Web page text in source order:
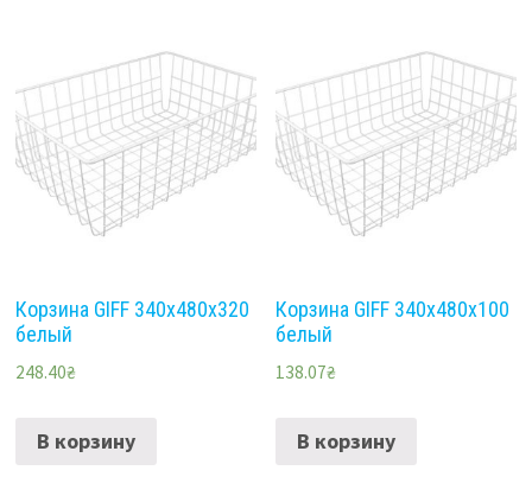
Корзина GIFF 340х480х320
белый
248.40₴
В корзину
Корзина GIFF 340х480х100
белый
138.07₴
В корзину